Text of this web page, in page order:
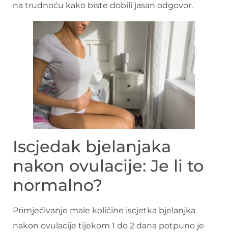
na trudnoću kako biste dobili jasan odgovor.
Iscjedak bjelanjaka
nakon ovulacije: Je li to
normalno?
Primjećivanje male količine iscjetka bjelanjka
nakon ovulacije tijekom 1 do 2 dana potpuno je